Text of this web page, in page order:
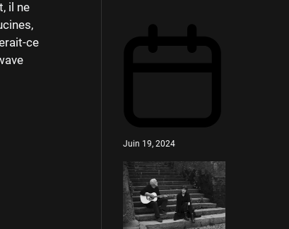
il ne
ce
Juin 19, 2024